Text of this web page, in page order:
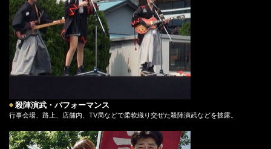
殺陣演武・パフォーマンス
行事会場、路上、店舗内、TV局などで柔軟織り交ぜた殺陣演武などを披露。